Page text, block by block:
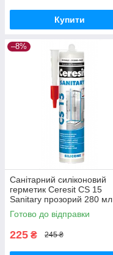
Купити
–8%
Санітарний силіконовий
герметик Ceresit CS 15
Sanitary прозорий 280 мл
Готово до відправки
225 ₴ 245 ₴